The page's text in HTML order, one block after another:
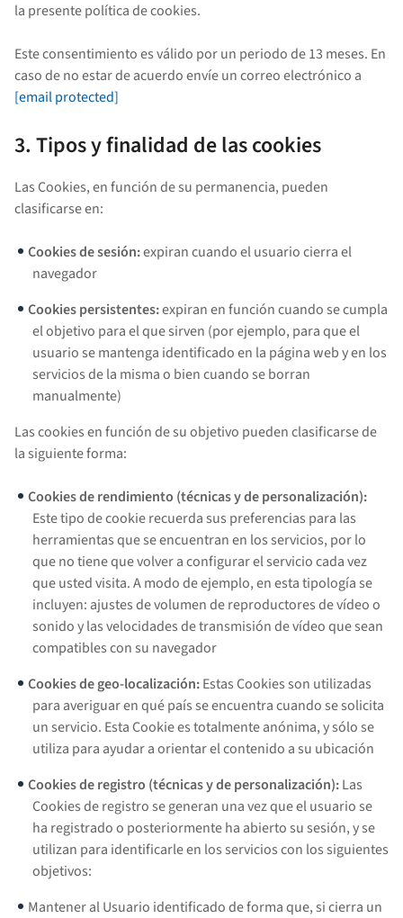
la presente política de cookies.
Este consentimiento es válido por un periodo de 13 meses. En
caso de no estar de acuerdo envíe un correo electrónico a
[email protected]
3. Tipos y finalidad de las cookies
Las Cookies, en función de su permanencia, pueden
clasificarse en:
Cookies de sesión:expiran cuando el usuario cierra el
navegador
Cookies persistentes:expiran en función cuando se cumpla
el objetivo para el que sirven (por ejemplo, para que el
usuario se mantenga identificado en la página web y en los
servicios de la misma o bien cuando se borran
manualmente)
Las cookies en función de su objetivo pueden clasificarse de
la siguiente forma:
Cookies de rendimiento (técnicas y de personalización):
Este tipo de cookie recuerda sus preferencias para las
herramientas que se encuentran en los servicios, por lo
que no tiene que volver a configurar el servicio cada vez
que usted visita. A modo de ejemplo, en esta tipología se
incluyen: ajustes de volumen de reproductores de vídeo o
sonido y las velocidades de transmisión de vídeo que sean
compatibles con su navegador
Cookies de geo-localización:Estas Cookies son utilizadas
para averiguar en qué país se encuentra cuando se solicita
un servicio. Esta Cookie es totalmente anónima, y sólo se
utiliza para ayudar a orientar el contenido a su ubicación
Cookies de registro (técnicas y de personalización):Las
Cookies de registro se generan una vez que el usuario se
ha registrado o posteriormente ha abierto su sesión, y se
utilizan para identificarle en los servicios con los siguientes
objetivos:
Mantener al Usuario identificado de forma que, si cierra un